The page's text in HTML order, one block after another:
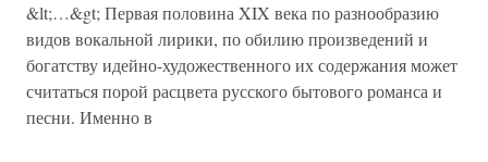
&lt;…&gt; Первая половина XIX века по разнообразию
видов вокальной лирики, по обилию произведений и
богатству идейно-художественного их содержания может
считаться порой расцвета русского бытового романса и
песни. Именно в